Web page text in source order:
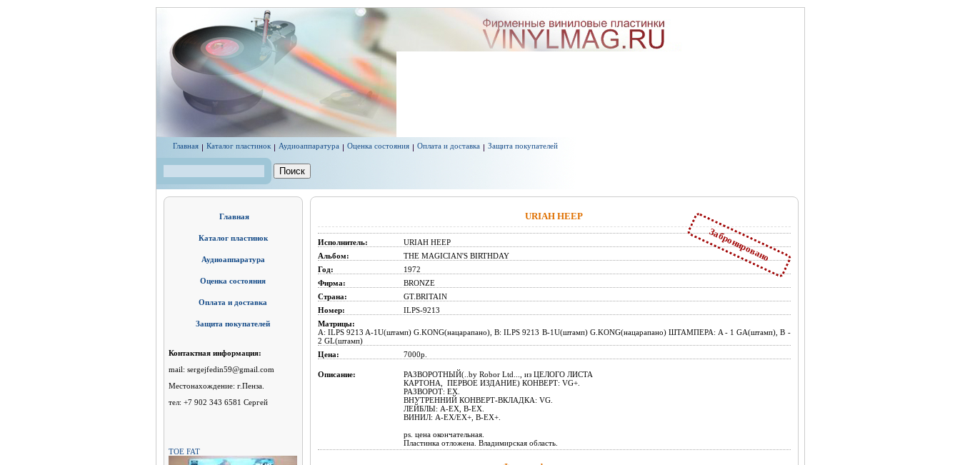
Главная Каталог пластинок Аудиоаппаратура Оценка состояния Оплата и доставка Защита покупателей
Главная
Каталог пластинок
Аудиоаппаратура
Оценка состояния
Оплата и доставка
Защита покупателей
Контактная информация:
mail: sergejfedin59@gmail.com
Местонахождение: г.Пенза.
тел: +7 902 343 6581 Сергей
TOE FAT
URIAH HEEP
Забронировано
Исполнитель:
URIAH HEEP
Альбом:
THE MAGICIAN'S BIRTHDAY
Год:
1972
Фирма:
BRONZE
Страна:
GT.BRITAIN
Номер:
ILPS-9213
Матрицы:
A: ILPS 9213 A-1U(штамп) G.KONG(нацарапано), B: ILPS 9213 B-1U(штамп) G.KONG(нацарапано) ШТАМПЕРА: A - 1 GA(штамп), B -
2 GL(штамп)
Цена:
7000р.
Описание:
РАЗВОРОТНЫЙ(..by Robor Ltd..., из ЦЕЛОГО ЛИСТА
КАРТОНА, ПЕРВОЕ ИЗДАНИЕ) КОНВЕРТ: VG+.
РАЗВОРОТ: EX.
ВНУТРЕННИЙ КОНВЕРТ-ВКЛАДКА: VG.
ЛЕЙБЛЫ: A-EX, B-EX.
ВИНИЛ: A-EX/EX+, B-EX+.
ps. цена окончательная.
Пластинка отложена. Владимирская область.